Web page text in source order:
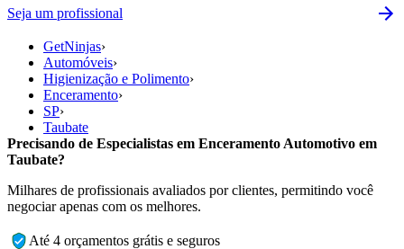
Seja um profissional
GetNinjas›
Automóveis›
Higienização e Polimento›
Enceramento›
SP›
Taubate
Precisando de Especialistas em Enceramento Automotivo em
Taubate?
Milhares de profissionais avaliados por clientes, permitindo você
negociar apenas com os melhores.
Até 4 orçamentos grátis e seguros